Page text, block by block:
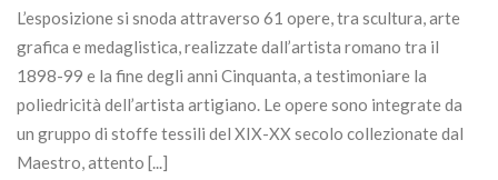
L’esposizione si snoda attraverso 61 opere, tra scultura, arte
grafica e medaglistica, realizzate dall’artista romano tra il
1898-99 e la fine degli anni Cinquanta, a testimoniare la
poliedricità dell’artista artigiano. Le opere sono integrate da
un gruppo di stoffe tessili del XIX-XX secolo collezionate dal
Maestro, attento [...]